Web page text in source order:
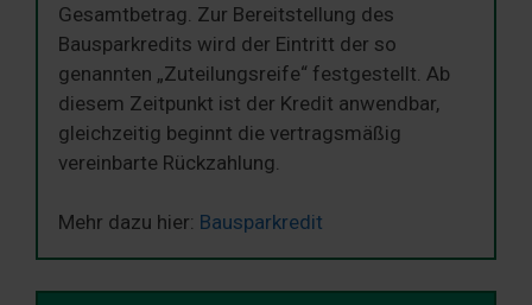
Gesamtbetrag. Zur Bereitstellung des
Bausparkredits wird der Eintritt der so
genannten „Zuteilungsreife“ festgestellt. Ab
diesem Zeitpunkt ist der Kredit anwendbar,
gleichzeitig beginnt die vertragsmäßig
vereinbarte Rückzahlung.
Mehr dazu hier: Bausparkredit